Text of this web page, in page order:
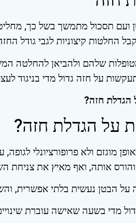
תסכול מתמשך בשל כך,
החלטות קיצוניות לגבי גודל
שלהם ולהביאן להחלטה
על חזה גדול מדי בניגוד
חזה?
על הגדלת חזה?
ולא פרופורציונלי
אותה, ואף מאיץ את צניחת
הבטן נעשית בלתי אפשרית,
מדי בשעה שאישה עוברת